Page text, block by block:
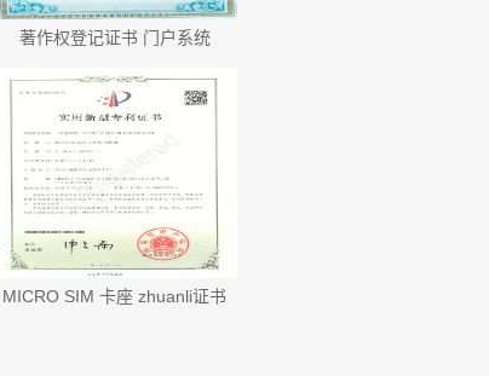
著作权登记证书 门户系统
MICRO SIM 卡座 zhuanli证书